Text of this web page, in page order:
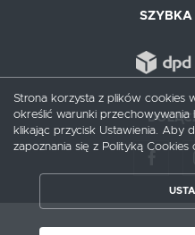
SZYBKA
Strona korzysta z plików cookies
określić warunki
klikając przycisk Ustawienia. Aby
zapoznania się z Polityką Cookies